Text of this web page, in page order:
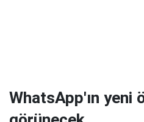
WhatsApp'ın yeni